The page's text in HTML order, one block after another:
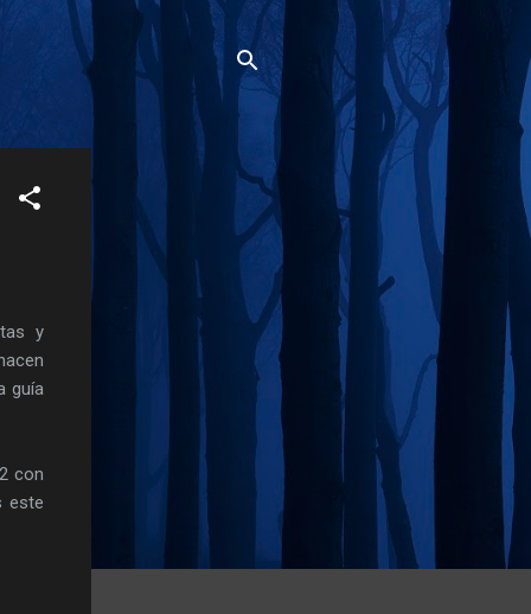
y
guía
con
este